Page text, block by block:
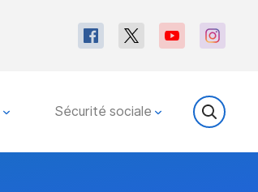
Sécurité sociale